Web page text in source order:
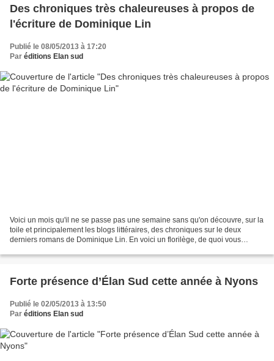
Des chroniques très chaleureuses à propos de
l'écriture de Dominique Lin
Publié le 08/05/2013 à 17:20
Par éditions Elan sud
Voici un mois qu'il ne se passe pas une semaine sans qu'on découvre, sur la
toile et principalement les blogs littéraires, des chroniques sur le deux
derniers romans de Dominique Lin. En voici un florilège, de quoi vous
Forte présence d’Élan Sud cette année à Nyons
Publié le 02/05/2013 à 13:50
Par éditions Elan sud